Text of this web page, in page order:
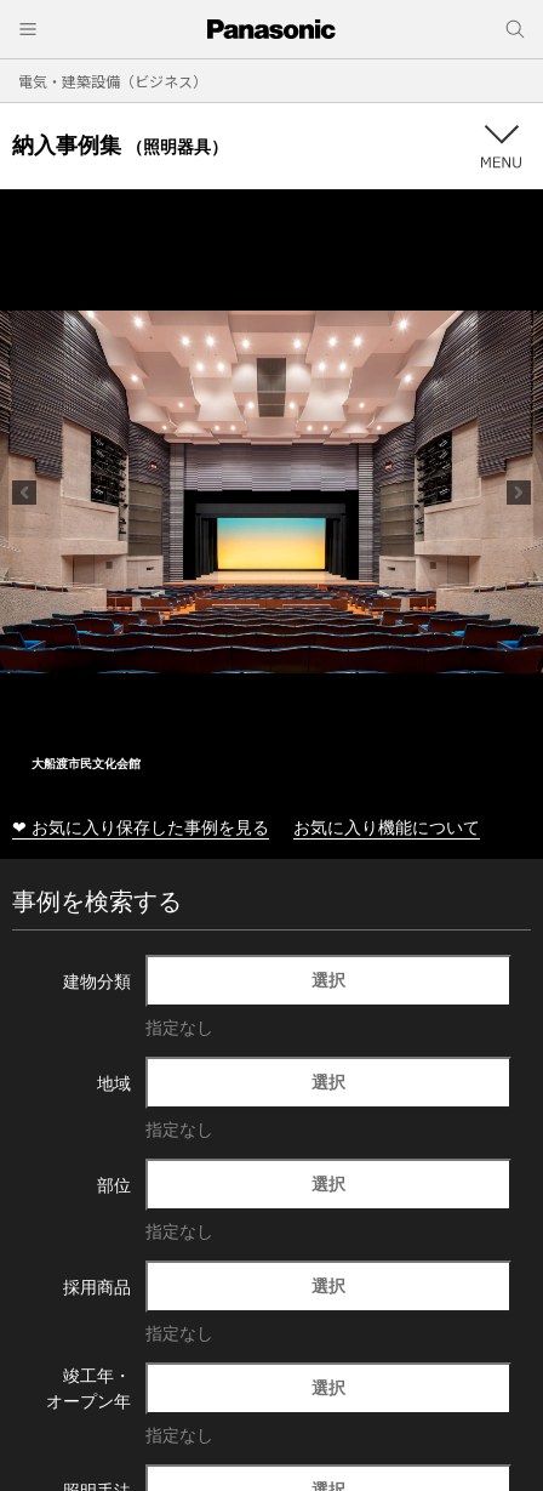
電気・建築設備（ビジネス）
納入事例集 （照明器具）
大船渡市民文化会館
❤ お気に入り保存した事例を見る お気に入り機能について
事例を検索する
建物分類 選択
指定なし
地域 選択
指定なし
部位 選択
指定なし
採用商品 選択
指定なし
竣工年・
オープン年
選択
指定なし